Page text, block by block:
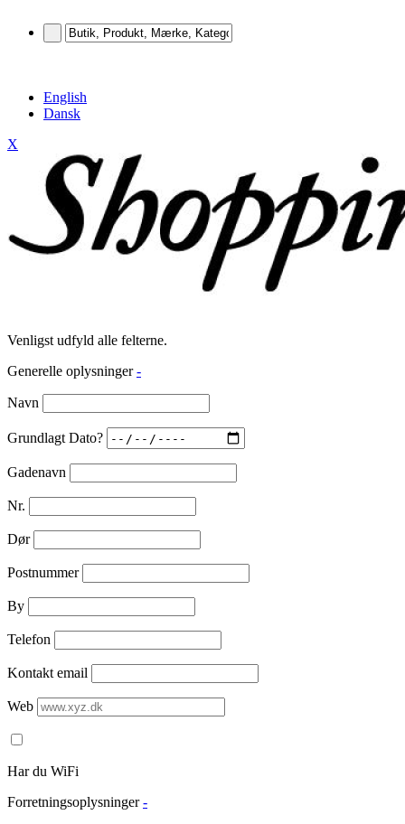
English
Dansk
X
Venligst udfyld alle felterne.
Generelle oplysninger -
Navn
Grundlagt Dato?
Gadenavn
Nr.
Dør
Postnummer
By
Telefon
Kontakt email
Web
Har du WiFi
Forretningsoplysninger -